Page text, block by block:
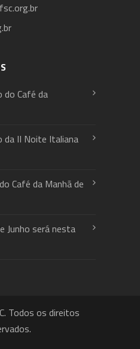
Café da
II Noite Italiana
Café da Manhã de
Junho será nesta
Todos os direitos